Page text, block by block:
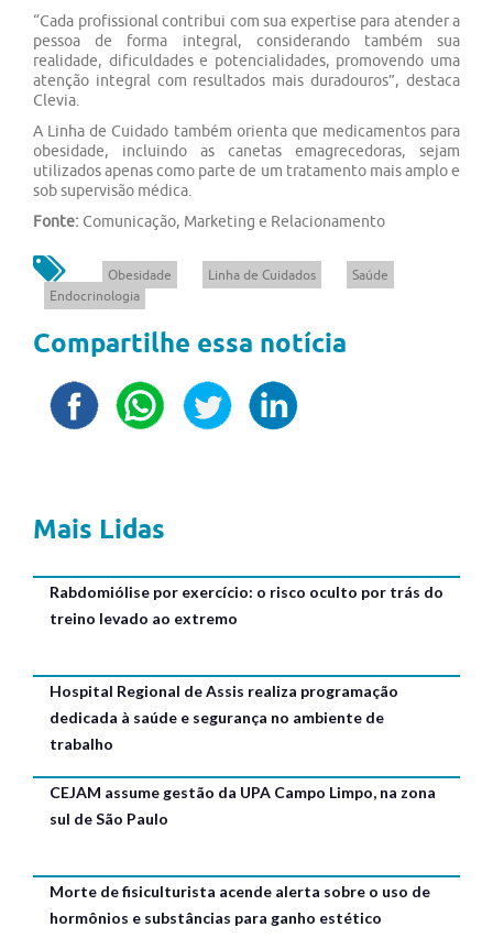
“Cada profissional contribui com sua expertise para atender a
pessoa de forma integral, considerando também sua
realidade, dificuldades e potencialidades, promovendo uma
atenção integral com resultados mais duradouros”, destaca
Clevia.
A Linha de Cuidado também orienta que medicamentos para
obesidade, incluindo as canetas emagrecedoras, sejam
utilizados apenas como parte de um tratamento mais amplo e
sob supervisão médica.
Fonte: Comunicação, Marketing e Relacionamento
Obesidade Linha de Cuidados
Saúde
Endocrinologia
Compartilhe essa notícia
Mais Lidas
Rabdomiólise por exercício: o risco oculto por trás do
treino levado ao extremo
Hospital Regional de Assis realiza programação
dedicada à saúde e segurança no ambiente de
trabalho
CEJAM assume gestão da UPA Campo Limpo, na zona
sul de São Paulo
Morte de fisiculturista acende alerta sobre o uso de
hormônios e substâncias para ganho estético